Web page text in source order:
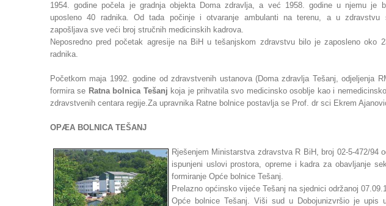
1954. godine počela je gradnja objekta Doma zdravlja, a već 1958. godine u njemu je
uposleno 40 radnika. Od tada počinje i otvaranje ambulanti na terenu, a u zdravstvu
zapošljava sve veći broj stručnih medicinskih kadrova.
Neposredno pred početak agresije na BiH u tešanjskom zdravstvu bilo je zaposleno oko
radnika.
Početkom maja 1992. godine od zdravstvenih ustanova (Doma zdravlja Tešanj, odjeljenja
formira se Ratna bolnica Tešanj koja je prihvatila svo medicinsko osoblje kao i
zdravstvenih centara regije.Za upravnika Ratne bolnice postavlja se Prof. dr sci Ekrem
OPÆA BOLNICA TEŠANJ
Rješenjem Ministarstva zdravstva R BiH, broj 02-5-472/94
ispunjeni uslovi prostora, opreme i kadra za obavljanje
formiranje Opće bolnice Tešanj.
Prelazno općinsko vijeće Tešanj na sjednici održanoj
Opće bolnice Tešanj. Viši sud u Dobojunizvršio je upis